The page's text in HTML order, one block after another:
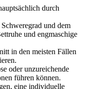
durch
und dem
und engmaschige
in den meisten Fällen
oder unzureichende
führen können.
eine individuelle